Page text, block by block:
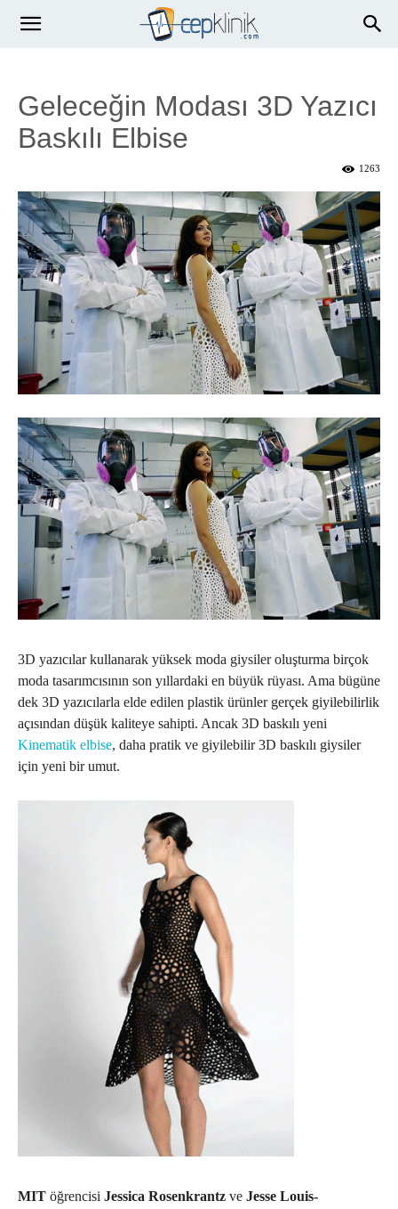
Geleceğin Modası 3D Yazıcı
Baskılı Elbise
1263
3D yazıcılar kullanarak yüksek moda giysiler oluşturma birçok
moda tasarımcısının son yıllardaki en büyük rüyası. Ama bügüne
dek 3D yazıcılarla elde edilen plastik ürünler gerçek giyilebilirlik
açısından düşük kaliteye sahipti. Ancak 3D baskılı yeni
Kinematik elbise, daha pratik ve giyilebilir 3D baskılı giysiler
için yeni bir umut.
MIT öğrencisi Jessica Rosenkrantz ve Jesse Louis-